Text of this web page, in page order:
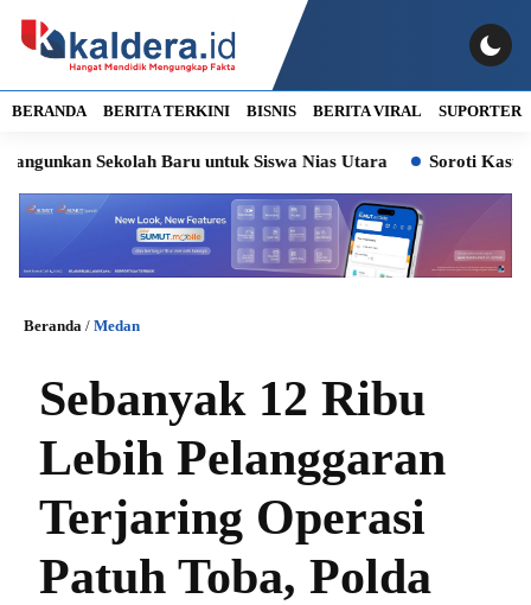
BERANDA BERITA TERKINI BISNIS BERITA VIRAL SUPORTER
Sekolah Baru untuk Siswa Nias Utara Soroti Kasus Lurah
Beranda / Medan
Sebanyak 12 Ribu
Lebih Pelanggaran
Terjaring Operasi
Patuh Toba, Polda